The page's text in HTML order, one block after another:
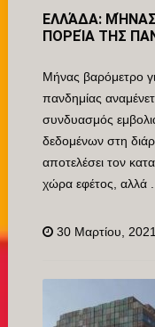
ΕΛΛΆΔΑ:
ΠΟΡΕΊΑ ΤΗΣ
Μήνας βαρόμετρο
πανδημίας
συνδυασμός
δεδομένων στη
αποτελέσει τον
χώρα εφέτος, αλλά ...
30 Μαρτίου, 2021